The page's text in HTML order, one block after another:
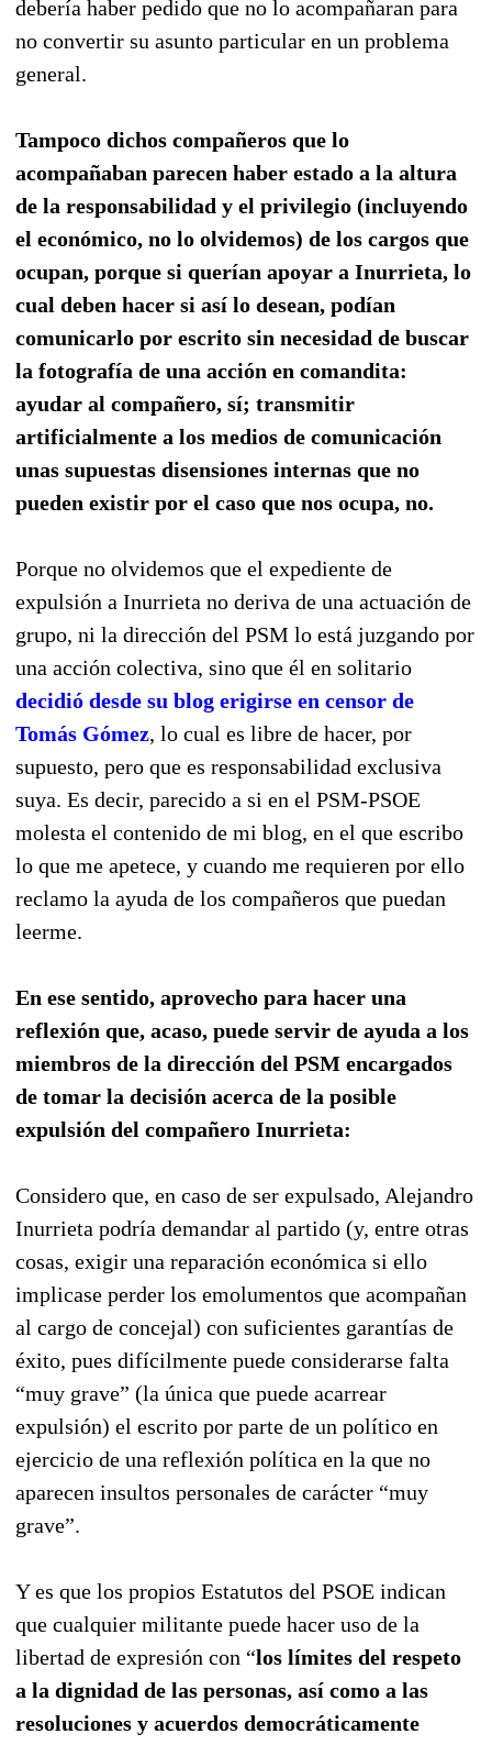
debería haber pedido que no lo acompañaran para
no convertir su asunto particular en un problema
general.
Tampoco dichos compañeros que lo
acompañaban parecen haber estado a la altura
de la responsabilidad y el privilegio (incluyendo
el económico, no lo olvidemos) de los cargos que
ocupan, porque si querían apoyar a Inurrieta, lo
cual deben hacer si así lo desean, podían
comunicarlo por escrito sin necesidad de buscar
la fotografía de una acción en comandita:
ayudar al compañero, sí; transmitir
artificialmente a los medios de comunicación
unas supuestas disensiones internas que no
pueden existir por el caso que nos ocupa, no.
Porque no olvidemos que el expediente de
expulsión a Inurrieta no deriva de una actuación de
grupo, ni la dirección del PSM lo está juzgando por
una acción colectiva, sino que él en solitario
decidió desde su blog erigirse en censor de
Tomás Gómez, lo cual es libre de hacer, por
supuesto, pero que es responsabilidad exclusiva
suya. Es decir, parecido a si en el PSM-PSOE
molesta el contenido de mi blog, en el que escribo
lo que me apetece, y cuando me requieren por ello
reclamo la ayuda de los compañeros que puedan
leerme.
En ese sentido, aprovecho para hacer una
reflexión que, acaso, puede servir de ayuda a los
miembros de la dirección del PSM encargados
de tomar la decisión acerca de la posible
expulsión del compañero Inurrieta:
Considero que, en caso de ser expulsado, Alejandro
Inurrieta podría demandar al partido (y, entre otras
cosas, exigir una reparación económica si ello
implicase perder los emolumentos que acompañan
al cargo de concejal) con suficientes garantías de
éxito, pues difícilmente puede considerarse falta
“muy grave” (la única que puede acarrear
expulsión) el escrito por parte de un político en
ejercicio de una reflexión política en la que no
aparecen insultos personales de carácter “muy
grave”.
Y es que los propios Estatutos del PSOE indican
que cualquier militante puede hacer uso de la
libertad de expresión con “los límites del respeto
a la dignidad de las personas, así como a las
resoluciones y acuerdos democráticamente